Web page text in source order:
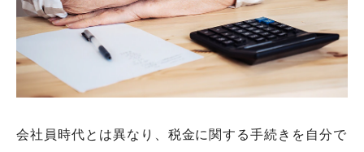
会社員時代とは異なり、税金に関する手続きを自分で